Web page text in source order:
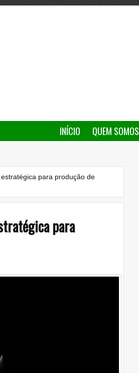
INÍCIO QUEM SOMOS
para produção de
para